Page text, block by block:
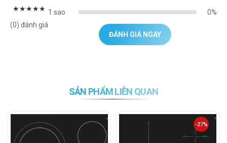
★★★★★
(0) đánh giá
1 sao 0%
ĐÁNH GIÁ NGAY
SẢN PHẨM LIÊN QUAN
-27%